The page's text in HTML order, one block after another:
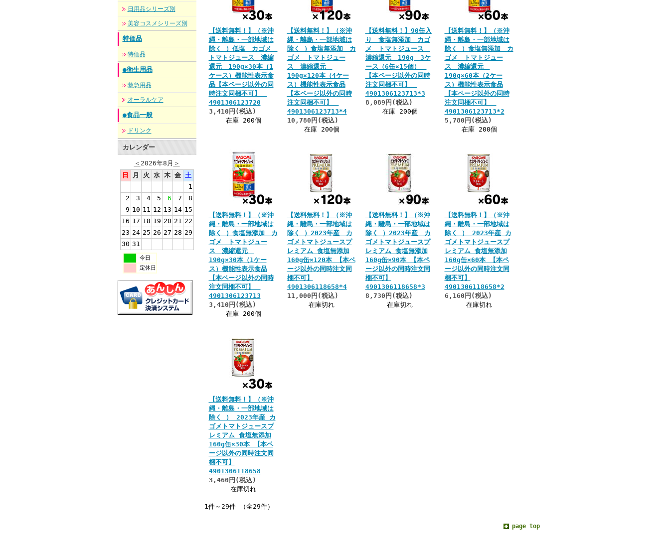
日用品シリーズ別
美容コスメシリーズ別
特価品
特価品
●衛生用品
救急用品
オーラルケア
●食品一般
ドリンク
カレンダー
＜ 2026年8月 ＞
日
月 火 水 木 金 土
1
2
3 4 5 6 7
8
9 10 11 12 13 14 15
16 17 18 19 20 21 22
23 24 25 26 27 28 29
30 31
今日
定休日
【送料無料！】（※沖
縄・離島・一部地域は
除く ）低塩 カゴメ
トマトジュース 濃縮
還元 190g×30本（1
ケース）機能性表示食
品【本ページ以外の同
時注文同梱不可】
4901306123720
3,410円(税込)
在庫 200個
【送料無料！】（※沖
縄・離島・一部地域は
除く ）食塩無添加 カ
ゴメ トマトジュー
ス 濃縮還元
190g×120本（4ケー
ス）機能性表示食品
【本ページ以外の同時
注文同梱不可】
4901306123713*4
10,780円(税込)
在庫 200個
【送料無料！】90缶入
り 食塩無添加 カゴ
メ トマトジュース
濃縮還元 190g 3ケ
ース（6缶×15個）
【本ページ以外の同時
注文同梱不可】
4901306123713*3
8,089円(税込)
在庫 200個
【送料無料！】（※沖
縄・離島・一部地域は
除く ）食塩無添加 カ
ゴメ トマトジュー
ス 濃縮還元
190g×60本（2ケー
ス）機能性表示食品
【本ページ以外の同時
注文同梱不可】
4901306123713*2
5,780円(税込)
在庫 200個
【送料無料！】（※沖
縄・離島・一部地域は
除く ）食塩無添加 カ
ゴメ トマトジュー
ス 濃縮還元
190g×30本（1ケー
ス）機能性表示食品
【本ページ以外の同時
注文同梱不可】
4901306123713
3,410円(税込)
在庫 200個
【送料無料！】（※沖
縄・離島・一部地域は
除く ）2023年産 カ
ゴメトマトジュースプ
レミアム 食塩無添加
160g缶×120本 【本ペ
ージ以外の同時注文同
梱不可】
4901306118658*4
11,000円(税込)
在庫切れ
【送料無料！】（※沖
縄・離島・一部地域は
除く ）2023年産 カ
ゴメトマトジュースプ
レミアム 食塩無添加
160g缶×90本 【本ペ
ージ以外の同時注文同
梱不可】
4901306118658*3
8,730円(税込)
在庫切れ
【送料無料！】（※沖
縄・離島・一部地域は
除く ） 2023年産 カ
ゴメトマトジュースプ
レミアム 食塩無添加
160g缶×60本 【本ペ
ージ以外の同時注文同
梱不可】
4901306118658*2
6,160円(税込)
在庫切れ
【送料無料！】（※沖
縄・離島・一部地域は
除く ） 2023年産 カ
ゴメトマトジュースプ
レミアム 食塩無添加
160g缶×30本 【本ペ
ージ以外の同時注文同
梱不可】
4901306118658
3,460円(税込)
在庫切れ
1件～29件 （全29件）
page top